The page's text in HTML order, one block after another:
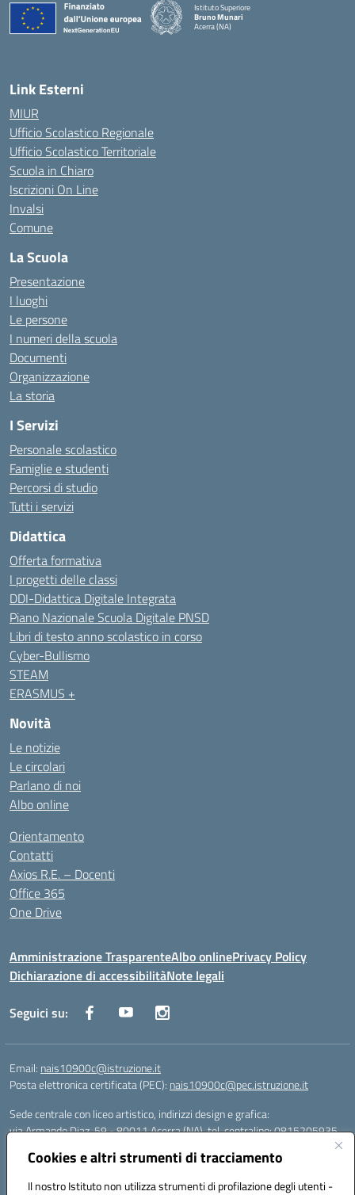
Cookies e altri strumenti di tracciamento
Il nostro Istituto non utilizza strumenti di profilazione degli utenti -
Istituto Superiore
Bruno Munari
Acerra (NA)
Link Esterni
MIUR
Ufficio Scolastico Regionale
Ufficio Scolastico Territoriale
Scuola in Chiaro
Iscrizioni On Line
Invalsi
Comune
La Scuola
Presentazione
I luoghi
Le persone
I numeri della scuola
Documenti
Organizzazione
La storia
I Servizi
Personale scolastico
Famiglie e studenti
Percorsi di studio
Tutti i servizi
Didattica
Offerta formativa
I progetti delle classi
DDI-Didattica Digitale Integrata
Piano Nazionale Scuola Digitale PNSD
Libri di testo anno scolastico in corso
Cyber-Bullismo
STEAM
ERASMUS +
Novità
Le notizie
Le circolari
Parlano di noi
Albo online
Orientamento
Contatti
Axios R.E. – Docenti
Office 365
One Drive
Amministrazione TrasparenteAlbo onlinePrivacy Policy
Dichiarazione di accessibilitàNote legali
Seguici su:
Email: nais10900c@istruzione.it
Posta elettronica certificata (PEC): nais10900c@pec.istruzione.it
Sede centrale con liceo artistico, indirizzi design e grafica:
via Armando Diaz, 59 - 80011 Acerra (NA), tel. centralino: 0815205935
via T. Campanella, 80011 Acerra (NA), tel/fax: 0818850905
Sede succursale con liceo musicale: